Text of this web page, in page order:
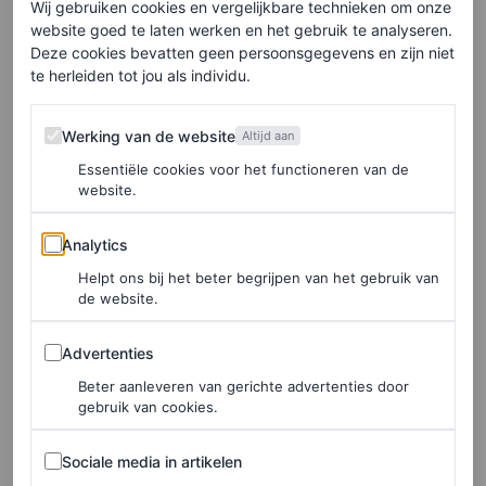
bestie Matt Damon). En eerlijk gezegd, hoe moeilijk het
ook kan zijn om het allemaal te volgen, ben ik een beetje
geobsedeerd door het gebrek aan narratieve samenhang.
waarom zou je je kinderen niet apart laten zitten in de
Polo Lounge zodat je de vlam weer kunt aanwakkeren?
Voor de duidelijkheid, ik ben hier eigenlijk wel
voorstander van; welke tiener wil er nou bij zijn ouders
zitten tijdens de brunch, zelfs als hun ouders toevallig de
sterren van de filmGiglizijn?
Geruchten
People Magazinebeweert dat de scheiding tussen Affleck
Wij gebruiken cookies en vergelijkbare technieken om onze
website goed te laten werken en het gebruik te analyseren.
Deze cookies bevatten geen persoonsgegevens en zijn niet
te herleiden tot jou als individu.
Werking van de website
Werking van de website Altijd aan
Essentiële cookies voor het functioneren van de
website.
Analytics
Analytics
Helpt ons bij het beter begrijpen van het gebruik van
de website.
Advertenties
Advertenties
Beter aanleveren van gerichte advertenties door
gebruik van cookies.
Sociale media in artikelen
Sociale media in artikelen